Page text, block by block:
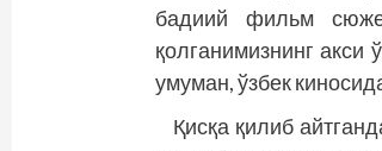
бадиий фильм
қолганимизнинг акси
умуман, ўзбек
Қисқа қилиб